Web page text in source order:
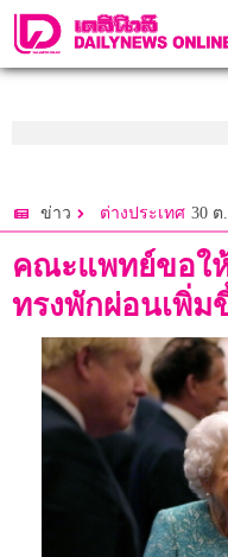
ข่าว ต่างประเทศ 30 ต
คณะแพทย์ขอใ
ทรงพักผ่อนเพิ่ม